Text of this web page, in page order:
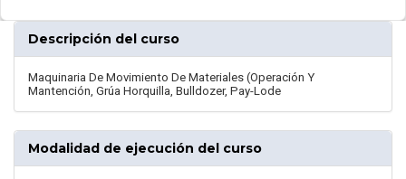
Descripción del curso
Maquinaria De Movimiento De Materiales (Operación Y
Mantención, Grúa Horquilla, Bulldozer, Pay-Lode
Modalidad de ejecución del curso